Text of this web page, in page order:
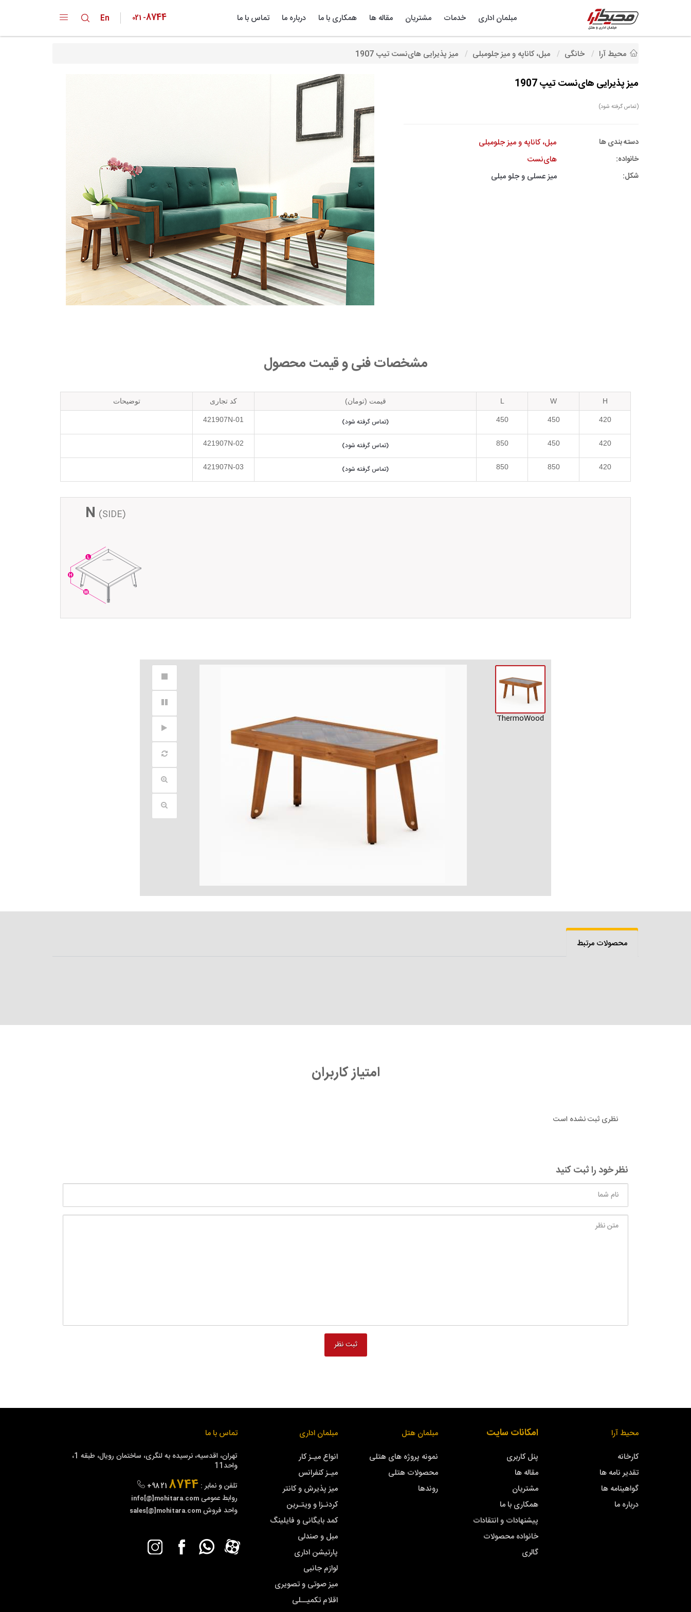
مبلمان اداری خدمات مشتریان مقاله ها همکاری با ما درباره ما تماس با ما En 021 -8744
گواهینامه ها
پیشنهادات و انتقادات
محیط آرا خانگی مبل، کاناپه و میز جلومبلی میز پذیرایی های‌نست تیپ 1907
میز پذیرایی های‌نست تیپ 1907
(تماس گرفته شود)
دسته بندی ها مبل، کاناپه و میز جلومبلی
خانواده: های‌نست
شکل: میز عسلی و جلو مبلی
مشخصات فنی و قیمت محصول
H
W
L قیمت (تومان) کد تجاری توضیحات
420
450
450 (تماس گرفته شود) 421907N-01
420
450
850 (تماس گرفته شود) 421907N-02
420
850
850 (تماس گرفته شود) 421907N-03
N (SIDE)
ThermoWood
محصولات مرتبط
امتیاز کاربران
نظری ثبت نشده است
نظر خود را ثبت کنید
محیط آرا
کارخانه
تقدیر نامه ها
گواهینامه ها
درباره ما
امکانات سایت
پنل کاربری
مقاله ها
مشتریان
همکاری با ما
پیشنهادات و انتقادات
خانواده محصولات
گالری
مبلمان هتل
نمونه پروژه های هتلی
محصولات هتلی
روندها
مبلمان اداری
انواع میـز کار
میـز کنفرانس
میز پذیرش و کانتر
کردنـزا و ویتـرین
کمد بایگانی و فایلینگ
مبل و صندلی
پارتیشن اداری
لوازم جانبی
میز صوتی و تصویری
اقلام تکمیــلی
تماس با ما
تهران، اقدسیه، نرسیده به لنگری، ساختمان رویال، طبقه 1،
واحد11
تلفن و نمابر :
+98 21 8744
روابط عمومی info[@]mohitara.com
واحد فروش sales[@]mohitara.com